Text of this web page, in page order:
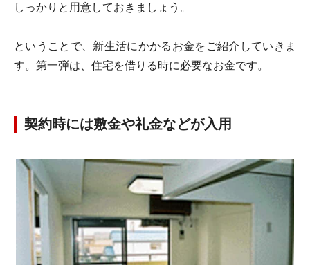
しっかりと用意しておきましょう。
ということで、新生活にかかるお金をご紹介していきま
す。第一弾は、住宅を借りる時に必要なお金です。
契約時には敷金や礼金などが入用